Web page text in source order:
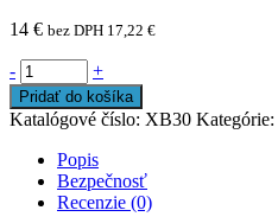
14 € bez DPH 17,22 €
- +
Pridať do košíka
Katalógové číslo: XB30 Kategórie:
Popis
Bezpečnosť
Recenzie (0)